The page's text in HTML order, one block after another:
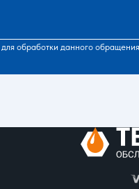
для обработки данного обращения